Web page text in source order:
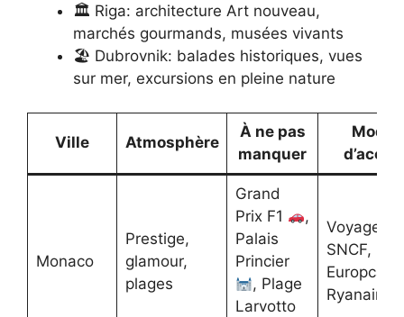
🏛 Riga: architecture Art nouveau,
marchés gourmands, musées vivants
🏖 Dubrovnik: balades historiques, vues
sur mer, excursions en pleine nature
Ville Atmosphère
À ne pas
manquer
Mode
d’accès
Monaco
Prestige,
glamour,
plages
Grand
Prix F1
,
Palais
Princier
, Plage
Larvotto
Voyages
SNCF,
Europcar,
Ryanair